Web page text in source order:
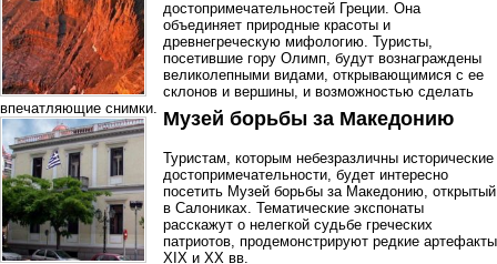
достопримечательностей Греции. Она
объединяет природные красоты и
древнегреческую мифологию. Туристы,
посетившие гору Олимп, будут вознаграждены
великолепными видами, открывающимися с ее
склонов и вершины, и возможностью сделать
впечатляющие снимки. Музей борьбы за Македонию
Туристам, которым небезразличны исторические
достопримечательности, будет интересно
посетить Музей борьбы за Македонию, открытый
в Салониках. Тематические экспонаты
расскажут о нелегкой судьбе греческих
патриотов, продемонстрируют редкие артефакты
XIX и XX вв.